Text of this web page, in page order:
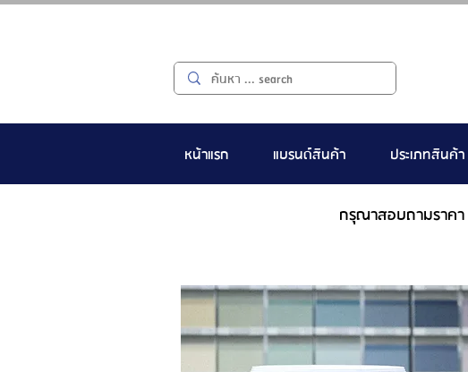
หน้าแรก แบรนด์สินค้า ประเภทสินค้า
กรุณาสอบถามราคา